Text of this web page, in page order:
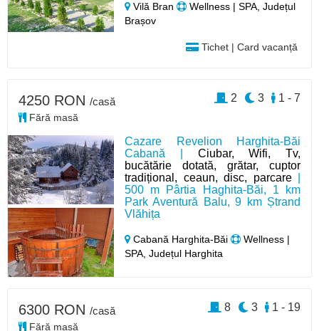
Vilă Bran
Wellness | SPA, Județul
Brașov
Tichet | Card vacanță
Cazare Revelion Harghita-Băi
Cabană | Ciubar, Wifi, Tv,
bucătărie dotată, grătar, cuptor
tradițional, ceaun, disc, parcare|
500 m Pârtia Haghita-Băi, 1 km
Park Aventură Balu, 9 km Ștrand
Vlăhița
Cabană Harghita-Băi
Wellness |
SPA, Județul Harghita
4250 RON /casă
Fără masă
1 - 7
3
2
6300 RON /casă
Fără masă
1 - 19
3
8